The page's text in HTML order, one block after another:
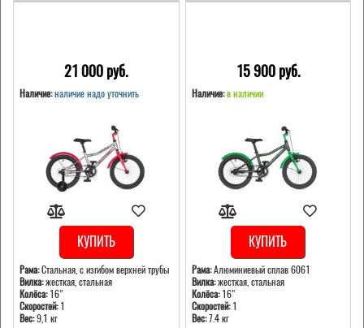
21 000 pуб.
Наличие:наличие надо уточнить
КУПИТЬ
Рама:Стальная, с изгибом верхней трубы
Вилка:жесткая, стальная
Колёса:16"
Скоростей:1
Вес:9,1 кг
15 900 pуб.
Наличие: в наличии
КУПИТЬ
Рама:Алюминиевый сплав 6061
Вилка:жесткая, стальная
Колёса:16"
Скоростей:1
Вес:7.4 кг